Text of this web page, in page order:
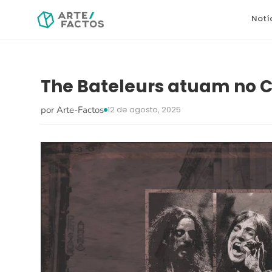
The Bateleurs atuam no
por Arte-Factos 12 de agosto, 2025